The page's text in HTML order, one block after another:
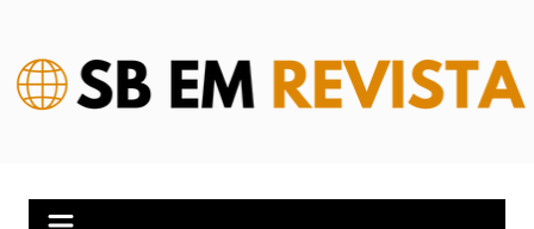
conteúdo